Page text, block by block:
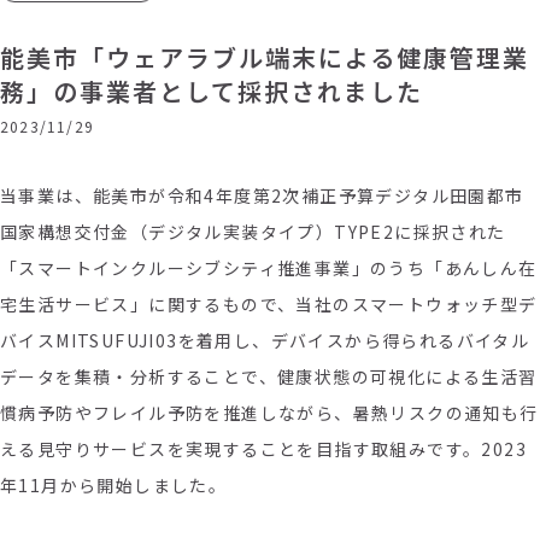
能美市「ウェアラブル端末による健康管理業
務」の事業者として採択されました
2023/11/29
当事業は、能美市が令和4年度第2次補正予算デジタル田園都市
国家構想交付金（デジタル実装タイプ）TYPE2に採択された
「スマートインクルーシブシティ推進事業」のうち「あんしん在
宅生活サービス」に関するもので、 当社のスマートウォッチ型デ
バイスMITSUFUJI03を着用し、デバイスから得られるバイタル
データを集積・分析することで、健康状態の可視化による生活習
慣病予防やフレイル予防を推進しながら、暑熱リスクの通知も行
える見守りサービスを実現することを目指す取組みです。2023
年11月から開始しました。